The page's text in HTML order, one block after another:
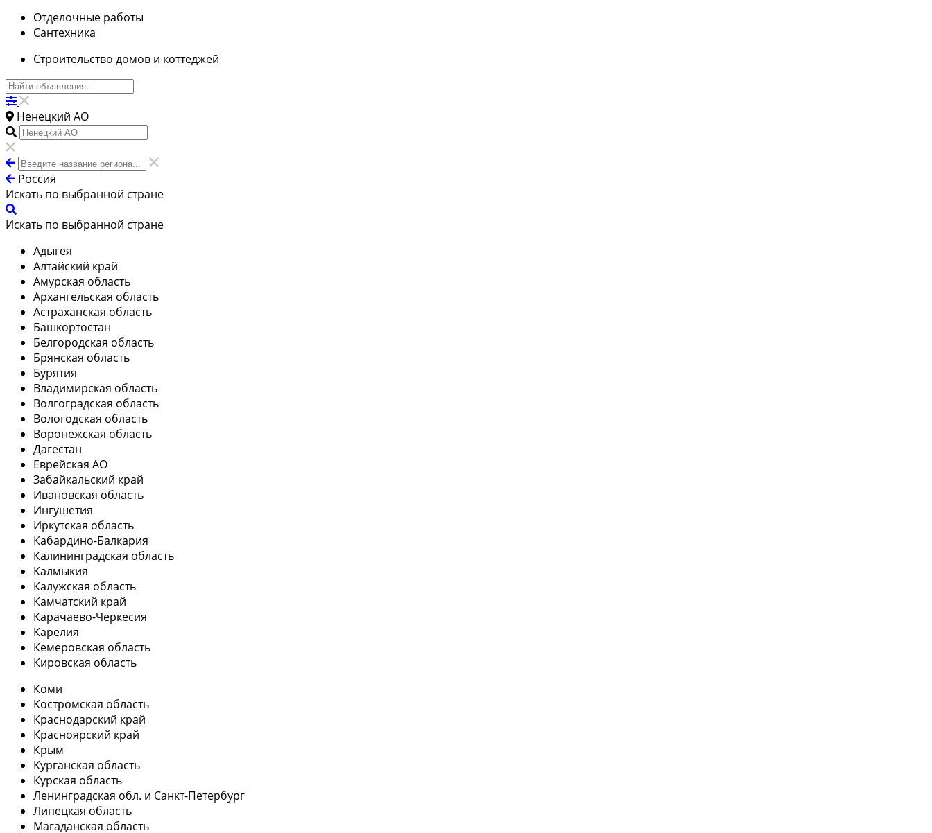
Отделочные работы
Сантехника
Строительство домов и коттеджей
Ненецкий АО
Россия
Искать по выбранной стране
Искать по выбранной стране
Адыгея
Алтайский край
Амурская область
Архангельская область
Астраханская область
Башкортостан
Белгородская область
Брянская область
Бурятия
Владимирская область
Волгоградская область
Вологодская область
Воронежская область
Дагестан
Еврейская АО
Забайкальский край
Ивановская область
Ингушетия
Иркутская область
Кабардино-Балкария
Калининградская область
Калмыкия
Калужская область
Камчатский край
Карачаево-Черкесия
Карелия
Кемеровская область
Кировская область
Коми
Костромская область
Краснодарский край
Красноярский край
Крым
Курганская область
Курская область
Ленинградская обл. и Санкт-Петербург
Липецкая область
Магаданская область